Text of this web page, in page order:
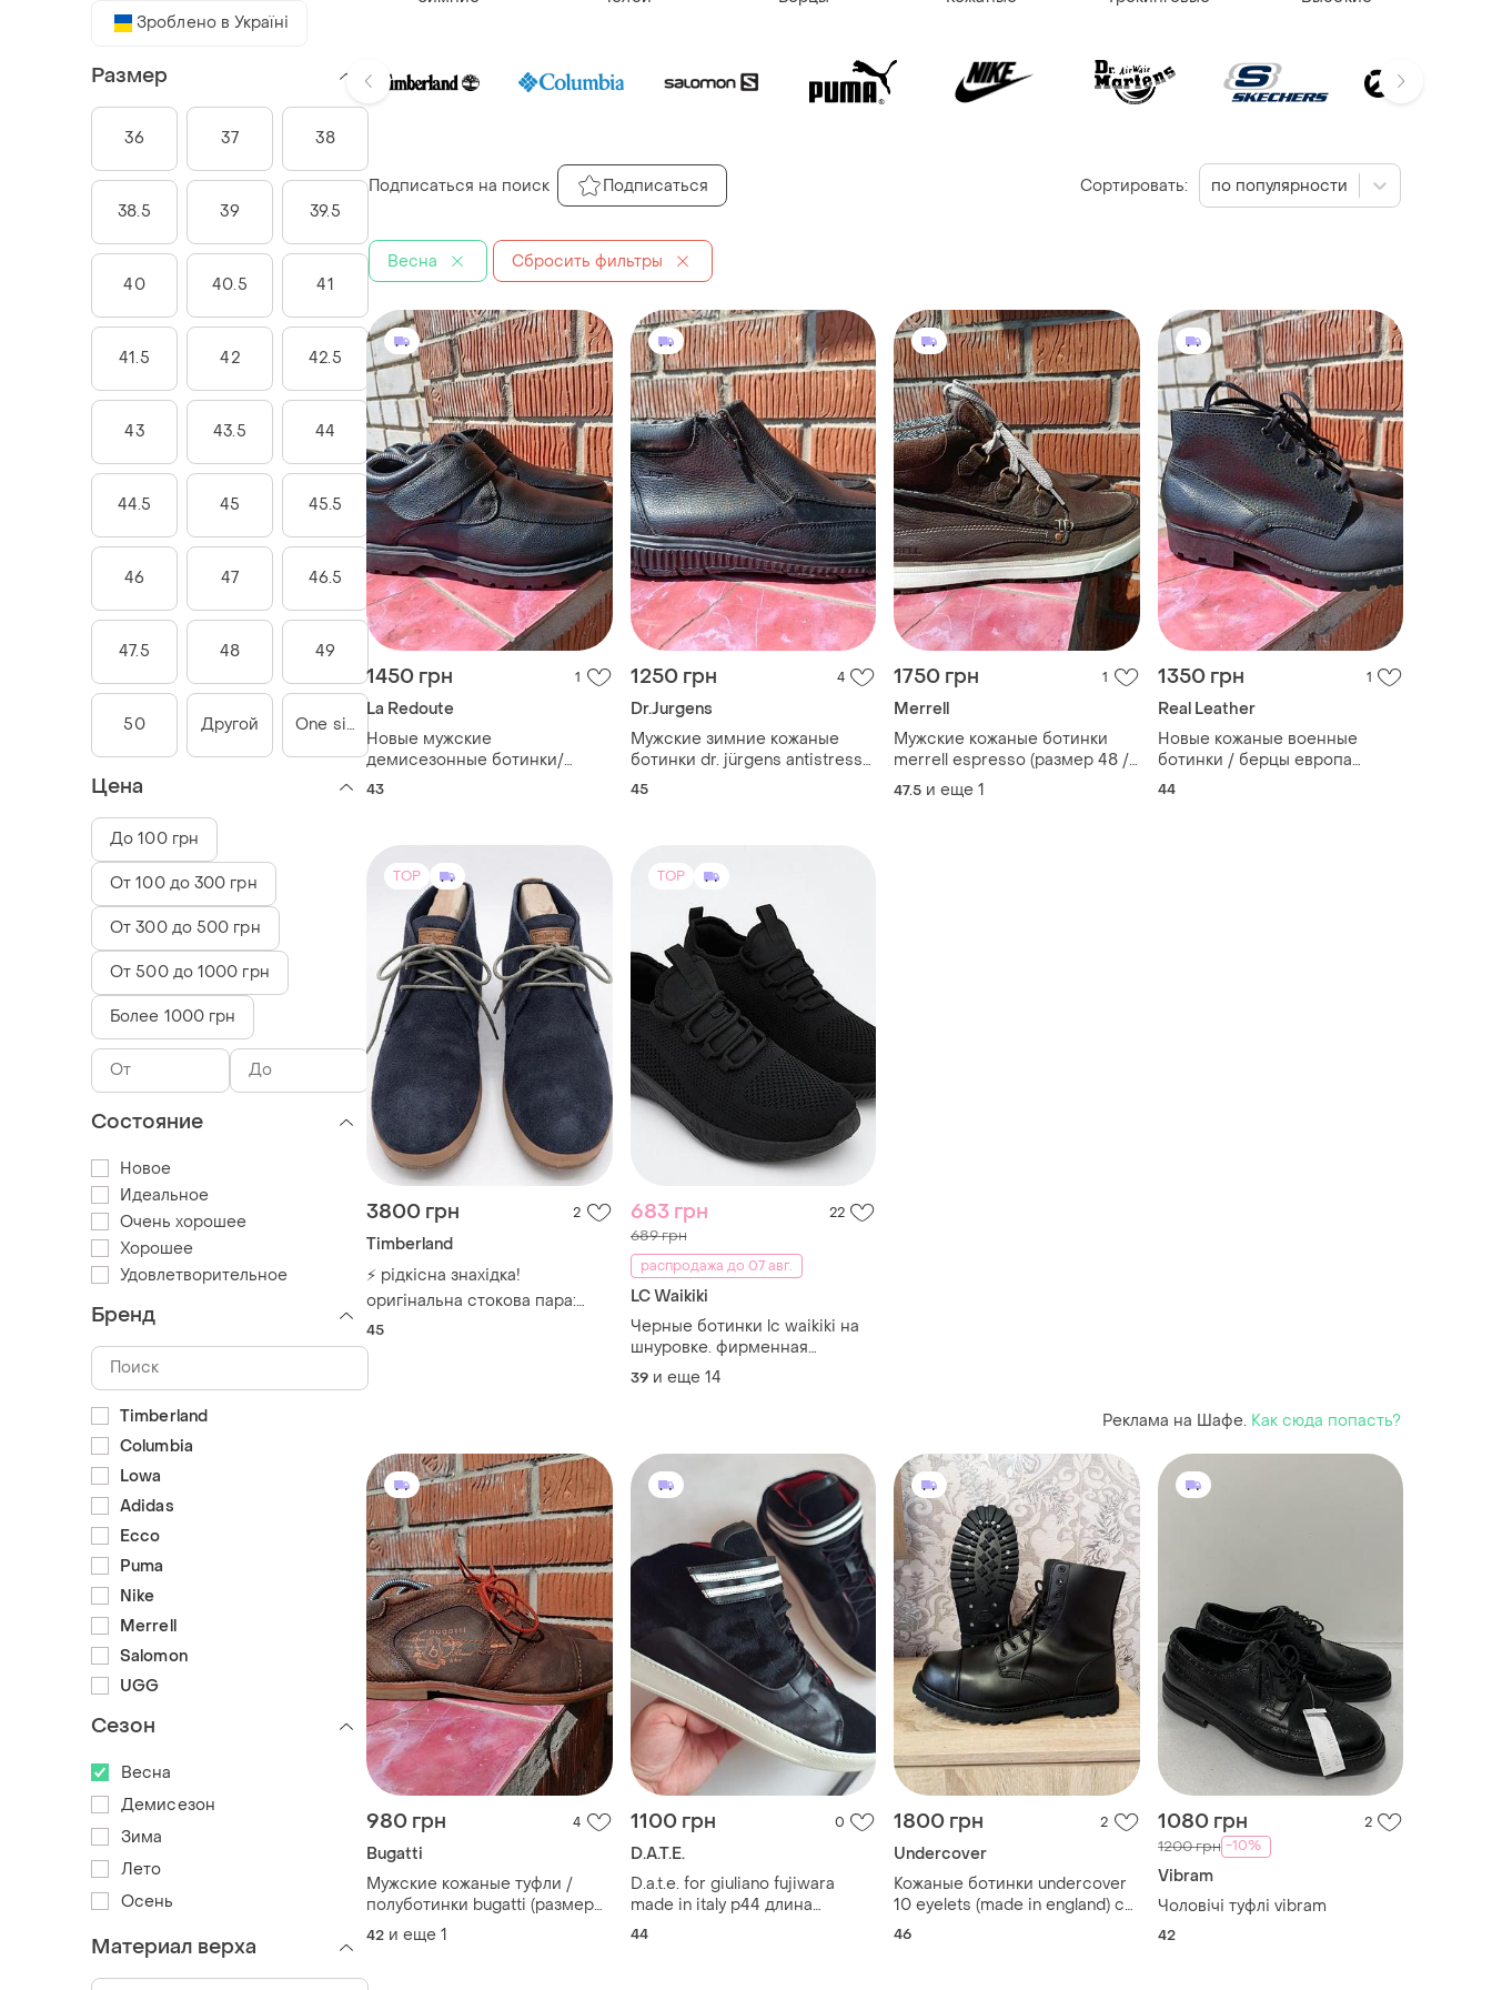
1450 грн 1
La Redoute
Новые мужские
демисезонные ботинки/
полуботинки на липучке (р. 43)
43
1250 грн 4
Dr.Jurgens
Мужские зимние кожаные
ботинки dr. jürgens antistress
(р. 45)
45
1750 грн 1
Merrell
Мужские кожаные ботинки
merrell espresso (размер 48 /
стелька 31 см)
47.5 и еще 1
1350 грн 1
Real Leather
Новые кожаные военные
ботинки / берцы европа
(размер 44.5–45 / стелька 29
44
TOP
3800 грн 2
Timberland
⚡️ рідкісна знахідка!
оригінальна стокова пара:
чоловічі timberland
45
TOP
683 грн 22
689 грн
распродажа до 07 авг.
LC Waikiki
Черные ботинки lc waikiki на
шнуровке. фирменная
туречевая
39 и еще 14
Реклама на Шафе. Как сюда попасть?
980 грн 4
Bugatti
Мужские кожаные туфли /
полуботинки bugatti (размер
42) — натуральная кожа
42 и еще 1
1100 грн 0
D.A.T.E.
D.a.t.e. for giuliano fujiwara
made in italy р44 длина
стельки по факту 29см
44
1800 грн 2
Undercover
Кожаные ботинки undercover
10 eyelets (made in england) с
металлическим носком
46
1080 грн 2
1200 грн -10%
Vibram
Чоловічі туфлі vibram
42
Весна Сбросить фильтры
Подписаться на поиск Подписаться Сортировать: по популярности
Зроблено в Україні
Размер
36 37 38
38.5 39 39.5
40 40.5 41
41.5 42 42.5
43 43.5 44
44.5 45 45.5
46 47 46.5
47.5 48 49
50 Другой One size
Цена
До 100 грн
От 100 до 300 грн
От 300 до 500 грн
От 500 до 1000 грн
Более 1000 грн
Состояние
Новое
Идеальное
Очень хорошее
Хорошее
Удовлетворительное
Бренд
Timberland
Columbia
Lowa
Adidas
Ecco
Puma
Nike
Merrell
Salomon
UGG
Сезон
Весна
Демисезон
Зима
Лето
Осень
Материал верха